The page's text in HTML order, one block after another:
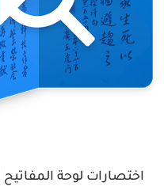
اختصارات لوحة المفاتيح